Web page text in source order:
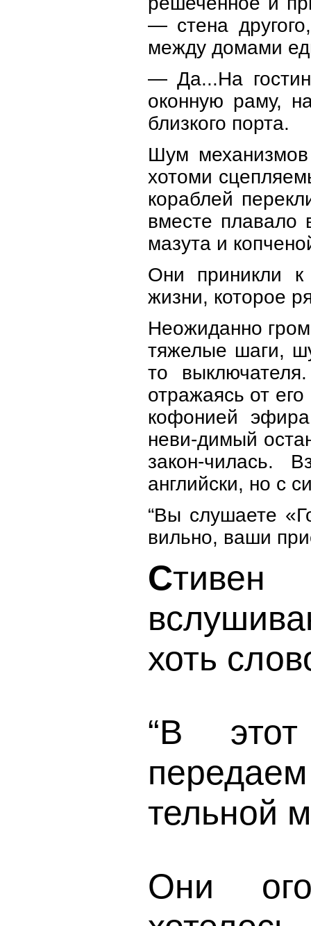
— стена
между домами
— Да...На
оконную раму,
близкого порта.
Шум механизмов
хотоми
кораблей
вместе плавало
мазута и
Они приникли к
жизни, которое
Неожиданно
тяжелые шаги,
то
отражаясь от
кофонией
неви-димый
закон-чилась.
английски, но с
“Вы слушаете
вильно, ваши
Стивен
хоть
“В
тельной
Они